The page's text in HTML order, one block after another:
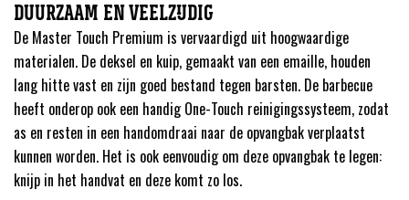
DUURZAAM EN VEELZIJDIG
De Master Touch Premium is vervaardigd uit hoogwaardige
materialen. De deksel en kuip, gemaakt van een emaille, houden
lang hitte vast en zijn goed bestand tegen barsten. De barbecue
heeft onderop ook een handig One-Touch reinigingssysteem, zodat
as en resten in een handomdraai naar de opvangbak verplaatst
kunnen worden. Het is ook eenvoudig om deze opvangbak te legen:
knijp in het handvat en deze komt zo los.